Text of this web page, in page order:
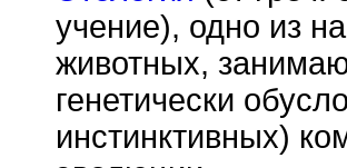
учение), одно из
животных,
генетически
инстинктивных)